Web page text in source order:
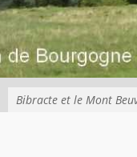
Bibracte et le Mont